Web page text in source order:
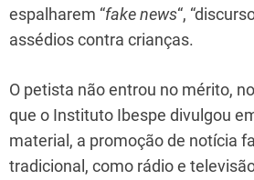
espalharem “fake news“,
assédios contra crianças.
O petista não entrou no mérito,
que o Instituto Ibespe divulgou
material, a promoção de notícia
tradicional, como rádio e